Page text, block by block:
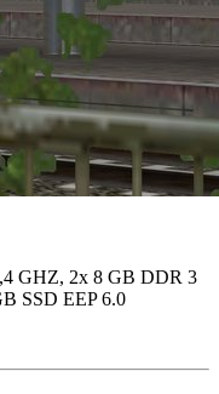
GHZ, 2x 8 GB DDR 3
SSD EEP 6.0